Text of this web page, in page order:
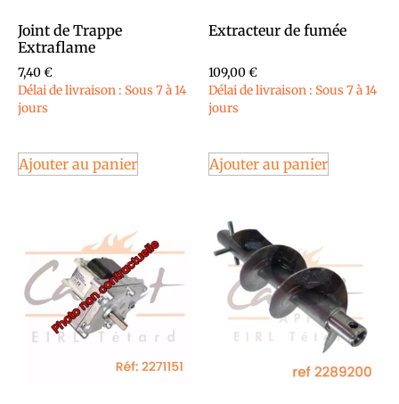
Joint de Trappe
Extraflame
7,40€
Délai de livraison : Sous 7 à 14
jours
Ajouter au panier
Extracteur de fumée
109,00€
Délai de livraison : Sous 7 à 14
jours
Ajouter au panier